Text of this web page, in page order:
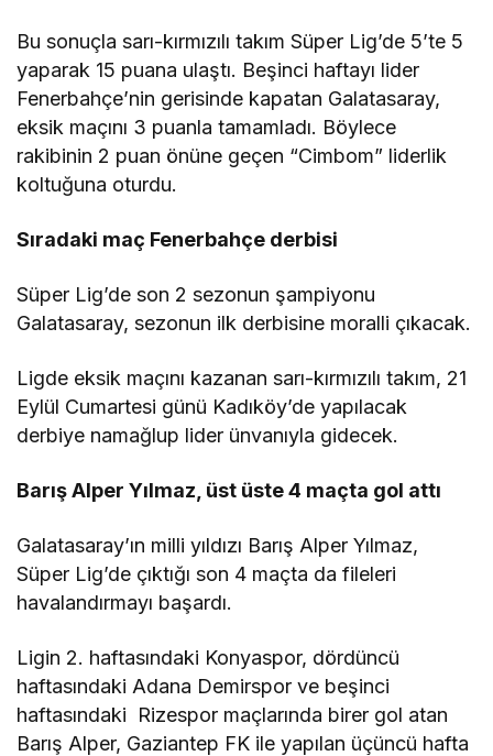
Bu sonuçla sarı-kırmızılı takım Süper Lig’de 5’te 5
yaparak 15 puana ulaştı. Beşinci haftayı lider
Fenerbahçe’nin gerisinde kapatan Galatasaray,
eksik maçını 3 puanla tamamladı. Böylece
rakibinin 2 puan önüne geçen “Cimbom” liderlik
koltuğuna oturdu.
Sıradaki maç Fenerbahçe derbisi
Süper Lig’de son 2 sezonun şampiyonu
Galatasaray, sezonun ilk derbisine moralli çıkacak.
Ligde eksik maçını kazanan sarı-kırmızılı takım, 21
Eylül Cumartesi günü Kadıköy’de yapılacak
derbiye namağlup lider ünvanıyla gidecek.
Barış Alper Yılmaz, üst üste 4 maçta gol attı
Galatasaray’ın milli yıldızı Barış Alper Yılmaz,
Süper Lig’de çıktığı son 4 maçta da fileleri
havalandırmayı başardı.
Ligin 2. haftasındaki Konyaspor, dördüncü
haftasındaki Adana Demirspor ve beşinci
haftasındaki Rizespor maçlarında birer gol atan
Barış Alper, Gaziantep FK ile yapılan üçüncü hafta